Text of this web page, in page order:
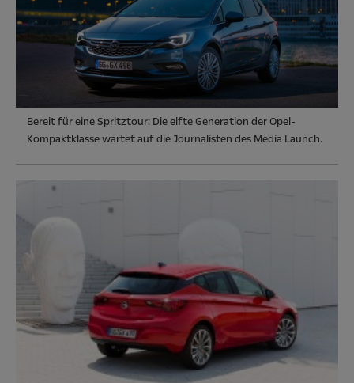
Bereit für eine Spritztour: Die elfte Generation der Opel-
Kompaktklasse wartet auf die Journalisten des Media Launch.